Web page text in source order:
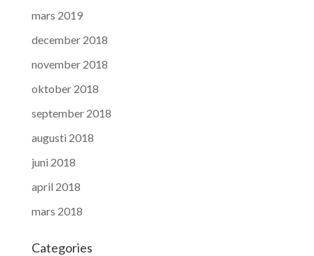
mars 2019
december 2018
november 2018
oktober 2018
september 2018
augusti 2018
juni 2018
april 2018
mars 2018
Categories